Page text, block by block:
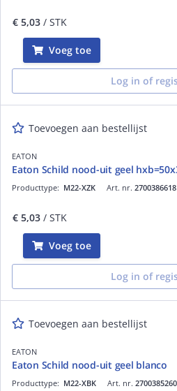
€ 5,03 / STK
Voeg toe
Log in of
Toevoegen aan bestellijst
EATON
Eaton Schild nood-uit geel
Art. nr. 2700386618
Producttype: M22-XZK
€ 5,03 / STK
Voeg toe
Log in of
Toevoegen aan bestellijst
EATON
Eaton Schild nood-uit geel blanco
Art. nr. 2700385260
Producttype: M22-XBK